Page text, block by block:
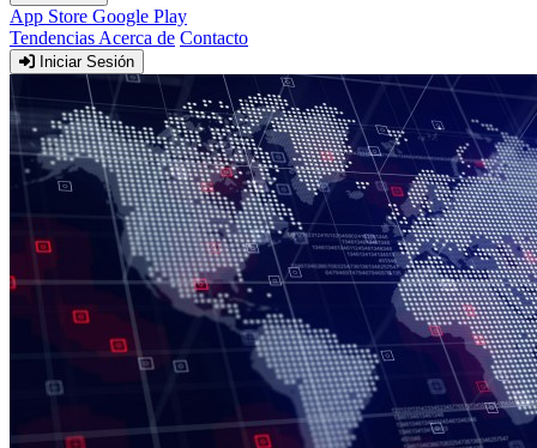
App Store Google Play
Tendencias Acerca de Contacto
Iniciar Sesión